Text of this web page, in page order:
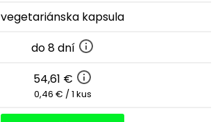
vegetariánska kapsula
do 8 dní
54,61 €
0,46 € / 1 kus